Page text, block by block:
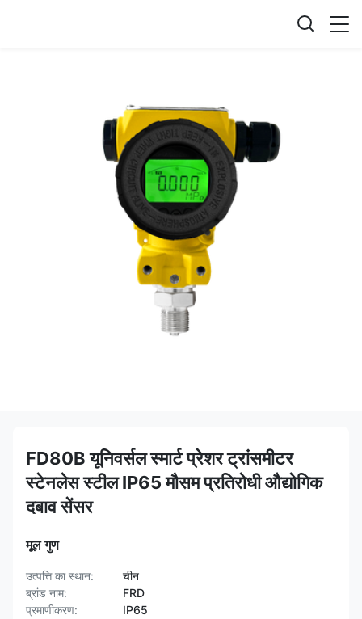
FD80B यूनिवर्सल स्मार्ट प्रेशर ट्रांसमीटर
स्टेनलेस स्टील IP65 मौसम प्रतिरोधी औद्योगिक
दबाव सेंसर
मूल गुण
उत्पत्ति का स्थान:
चीन
ब्रांड नाम:
FRD
प्रमाणीकरण:
IP65